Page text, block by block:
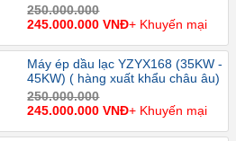
250.000.000
245.000.000 VNĐ+ Khuyến mại
Máy ép dầu lạc YZYX168 (35KW -
45KW) ( hàng xuất khẩu châu âu)
250.000.000
245.000.000 VNĐ+ Khuyến mại